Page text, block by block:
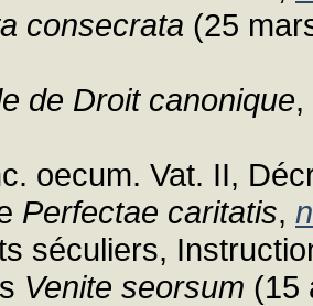
consecrata (25
de Droit canonique
oecum. Vat. II,
Perfectae caritatis,
séculiers,
Venite seorsum (15